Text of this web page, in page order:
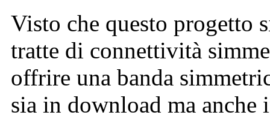
Visto che questo progetto
tratte di connettività
offrire una banda
sia in download ma anche